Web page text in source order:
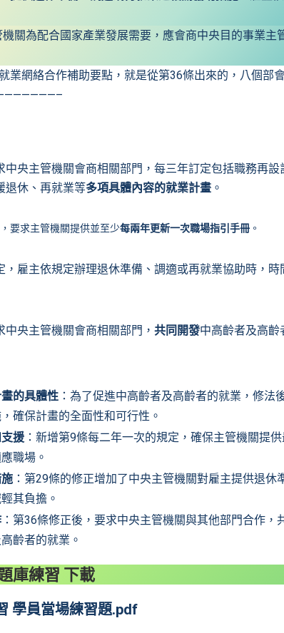
關為配合國家產業發展需要，應會商中央目的事業主
業網絡合作補助要點 ，就是從第36條出來的，八個部
中央主管機關會商相關部門，每三年訂定包括職務再
退休、再就業等多項具體內容的就業計畫 。
要求主管機關提供並至少每兩年更新一次職場指引手冊 。
，雇主依規定辦理退休準備、調適或再就業協助時，
中央主管機關會商相關部門， 共同開發中高齡者及高齡
的具體性 ：為了促進中高齡者及高齡者的就業，修
確保計畫的全面性和可行性。
援 ：新增第9條每二年一次的規定，確保主管機關提
職場。
：第29條的修正增加了中央主管機關對雇主提供退
其負擔。
：第36條修正後，要求中央主管機關與其他部門合作
齡者的就業。
庫練習 下載
學員當場練習題.pdf